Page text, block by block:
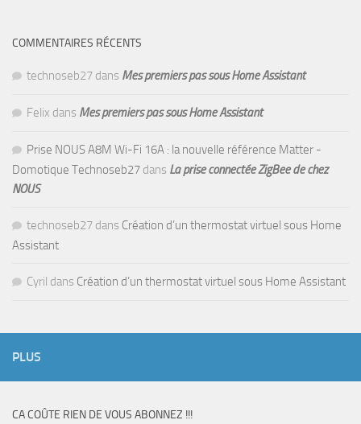
COMMENTAIRES RÉCENTS
technoseb27 dans Mes premiers pas sous Home Assistant
Felix dans Mes premiers pas sous Home Assistant
Prise NOUS A8M Wi-Fi 16A : la nouvelle référence Matter -
Domotique Technoseb27 dans La prise connectée ZigBee de chez
NOUS
technoseb27 dans Création d’un thermostat virtuel sous Home
Assistant
Cyril dans Création d’un thermostat virtuel sous Home Assistant
PLUS
CA COÛTE RIEN DE VOUS ABONNEZ !!!